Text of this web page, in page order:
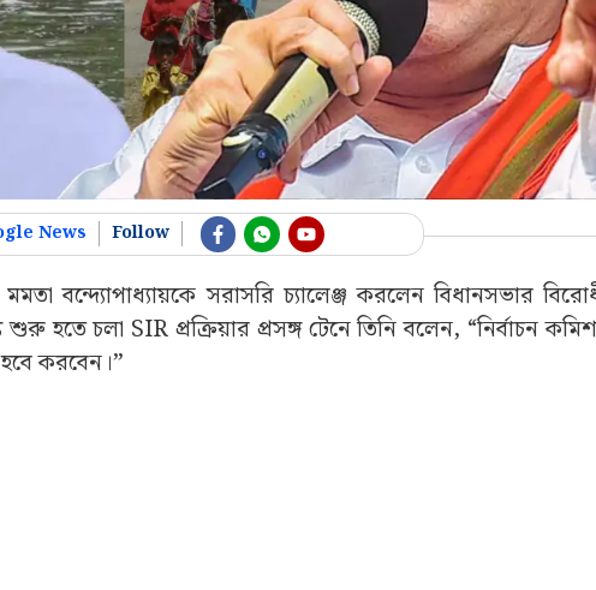
News Follow
মমতা বন্দ্যোপাধ্যায়কে সরাসরি চ্যালেঞ্জ করলেন বিধানসভার
চলা SIR প্রক্রিয়ার প্রসঙ্গ টেনে তিনি বলেন, “নির্বাচন
করবেন।”